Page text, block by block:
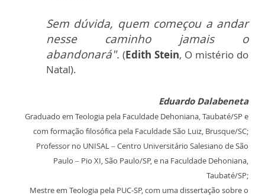
Sem dúvida, quem começou a andar
nesse caminho jamais o
abandonará". (Edith Stein, O mistério do
Natal).
Eduardo Dalabeneta
Graduado em Teologia pela Faculdade Dehoniana, Taubaté/SP e
com formação filosófica pela Faculdade São Luiz, Brusque/SC;
Professor no UNISAL – Centro Universitário Salesiano de São
Paulo – Pio XI, São Paulo/SP, e na Faculdade Dehoniana,
Taubaté/SP;
Mestre em Teologia pela PUC-SP, com uma dissertação sobre o